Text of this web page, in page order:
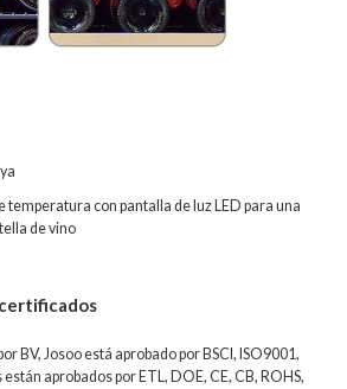
temperatura con pantalla de luz LED para una
de vino
BV, Josoo está aprobado por BSCI, ISO9001,
aprobados por ETL, DOE, CE, CB, ROHS,